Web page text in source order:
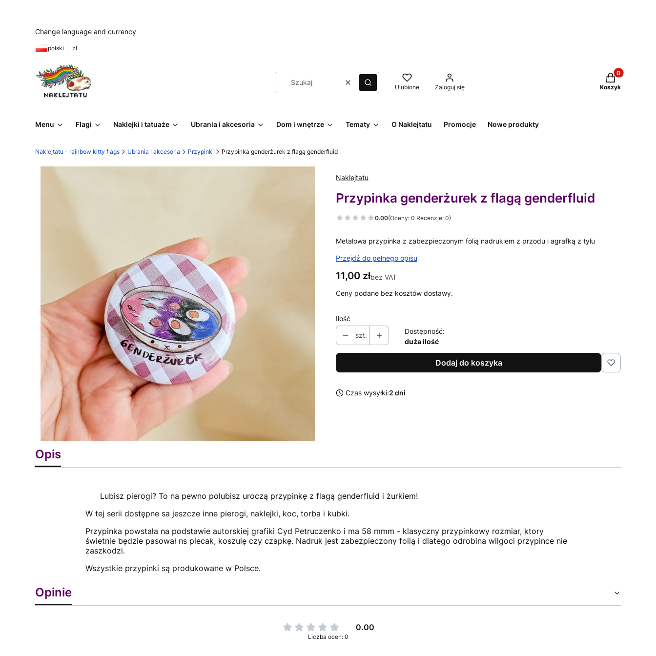
Change language and currency
polski zł
WyczyśćSzukaj Ulubione Zaloguj się
Produkty w
Koszyk
Menu Flagi Naklejki i tatuaże Ubrania i akcesoria Dom i wnętrze Tematy O Naklejtatu Promocje Nowe produkty
Naklejtatu - rainbow kitty flags Ubrania i akcesoria Przypinki Przypinka genderżurek z flagą genderfluid
Naklejtatu
Przypinka genderżurek z flagą genderfluid
0.00(Oceny: 0 Recenzje: 0)
Metalowa przypinka z zabezpieczonym folią nadrukiem z przodu i agrafką z tyłu
Przejdź do pełnego opisu
Cena
11,00 złbez VAT
Ceny podane bez kosztów dostawy.
Ilość
szt.
Dostępność:
duża ilość
Dodaj do koszyka
Czas wysyłki:2 dni
Opis
Lubisz pierogi? To na pewno polubisz uroczą przypinkę z flagą genderfluid i żurkiem!
W tej serii dostępne sa jeszcze inne pierogi, naklejki, koc, torba i kubki.
Przypinka powstała na podstawie autorskiej grafiki Cyd Petruczenko i ma 58 mmm - klasyczny przypinkowy rozmiar, ktory
świetnie będzie pasował ns plecak, koszulę czy czapkę. Nadruk jest zabezpieczony folią i dlatego odrobina wilgoci przypince nie
zaszkodzi.
Wszystkie przypinki są produkowane w Polsce.
Opinie
0.00
Liczba ocen: 0